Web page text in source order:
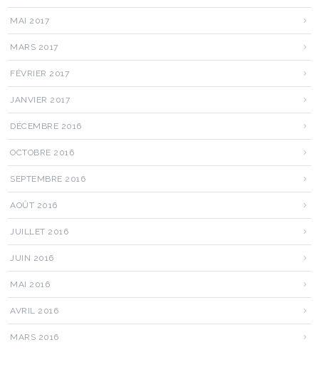
MAI 2017
MARS 2017
FÉVRIER 2017
JANVIER 2017
DÉCEMBRE 2016
OCTOBRE 2016
SEPTEMBRE 2016
AOÛT 2016
JUILLET 2016
JUIN 2016
MAI 2016
AVRIL 2016
MARS 2016